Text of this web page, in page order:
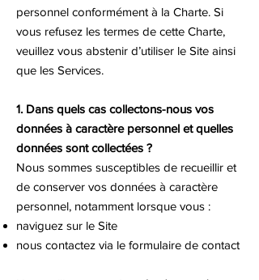
personnel conformément à la Charte. Si
vous refusez les termes de cette Charte,
veuillez vous abstenir d’utiliser le Site ainsi
que les Services.
1. Dans quels cas collectons-nous vos
données à caractère personnel et quelles
données sont collectées ?
Nous sommes susceptibles de recueillir et
de conserver vos données à caractère
personnel, notamment lorsque vous :
naviguez sur le Site
nous contactez via le formulaire de contact